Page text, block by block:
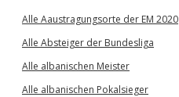
Alle Aaustragungsorte der EM 2020
Alle Absteiger der Bundesliga
Alle albanischen Meister
Alle albanischen Pokalsieger